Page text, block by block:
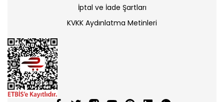
İptal ve İade Şartları
KVKK Aydınlatma Metinleri